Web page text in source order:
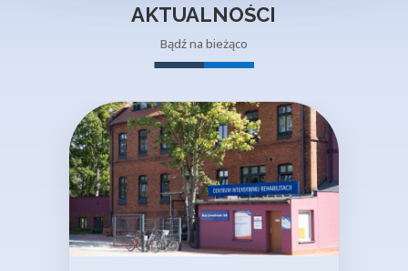
AKTUALNOŚCI
Bądź na bieżąco